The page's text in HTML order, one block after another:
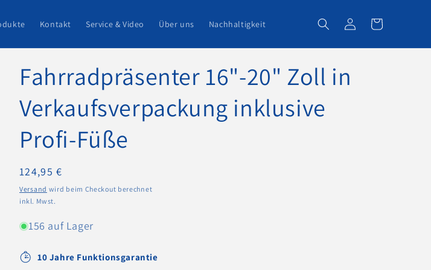
Kontakt Service & Video Über uns Nachhaltigkeit EinloggenWarenkorb
Fahrradpräsenter 16"-20" Zoll in
Verkaufsverpackung inklusive
Profi-Füße
Normaler
Preis
124,95 €
Versand wird beim Checkout berechnet
inkl. Mwst.
156 auf Lager
10 Jahre Funktionsgarantie